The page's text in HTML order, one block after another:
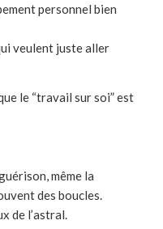
personnel bien
veulent juste aller
le “travail sur soi” est
même la
des boucles.
de l’astral.